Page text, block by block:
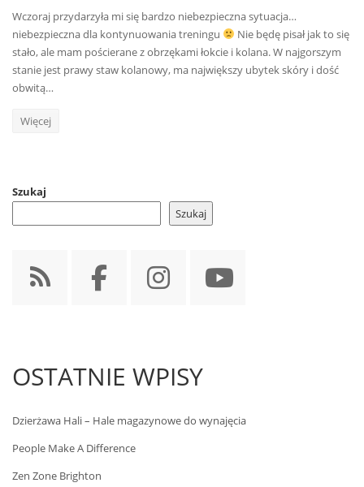
Wczoraj przydarzyła mi się bardzo niebezpieczna sytuacja…
niebezpieczna dla kontynuowania treningu
Nie będę pisał jak to się
stało, ale mam pościerane z obrzękami łokcie i kolana. W najgorszym
stanie jest prawy staw kolanowy, ma największy ubytek skóry i dość
obwitą…
Więcej
Szukaj
Szukaj
OSTATNIE WPISY
Dzierżawa Hali – Hale magazynowe do wynajęcia
People Make A Difference
Zen Zone Brighton